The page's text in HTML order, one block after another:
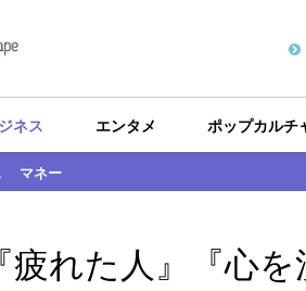
ネス
マネー
エンタメ ポップカルチ
疲れた人』『心